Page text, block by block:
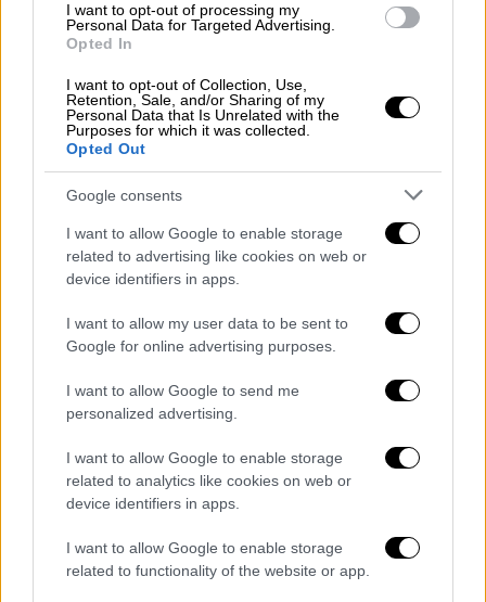
I want to opt-out of processing my
Personal Data for Targeted Advertising.
Opted In
I want to opt-out of Collection, Use,
Retention, Sale, and/or Sharing of my
Personal Data that Is Unrelated with the
Purposes for which it was collected.
Opted Out
Google consents
I want to allow Google to enable storage
related to advertising like cookies on web or
device identifiers in apps.
I want to allow my user data to be sent to
Google for online advertising purposes.
I want to allow Google to send me
personalized advertising.
I want to allow Google to enable storage
related to analytics like cookies on web or
device identifiers in apps.
I want to allow Google to enable storage
related to functionality of the website or app.
επικεντρώνονται στην κατάσβεση της
πυρκαγιάς και στον περιορισμό της
εξάπλωσής της σε περισσότερα γειτονικά
σκάφη, μεταδίδει τοcorfutvnews.gr
Τα αίτια που προκάλεσαν τη φωτιά
παραμένουν μέχρι στιγμής άγνωστα, ενώ θα
διερευνηθούν από τις αρμόδιες λιμενικές
Αρχές.
Βίντεο από το σημείο
video